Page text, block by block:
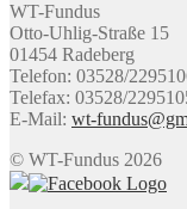
WT-Fundus
Otto-Uhlig-Straße 15
01454 Radeberg
Telefon: 03528/
Telefax: 03528/
E-Mail: wt-
© WT-Fundus 2026